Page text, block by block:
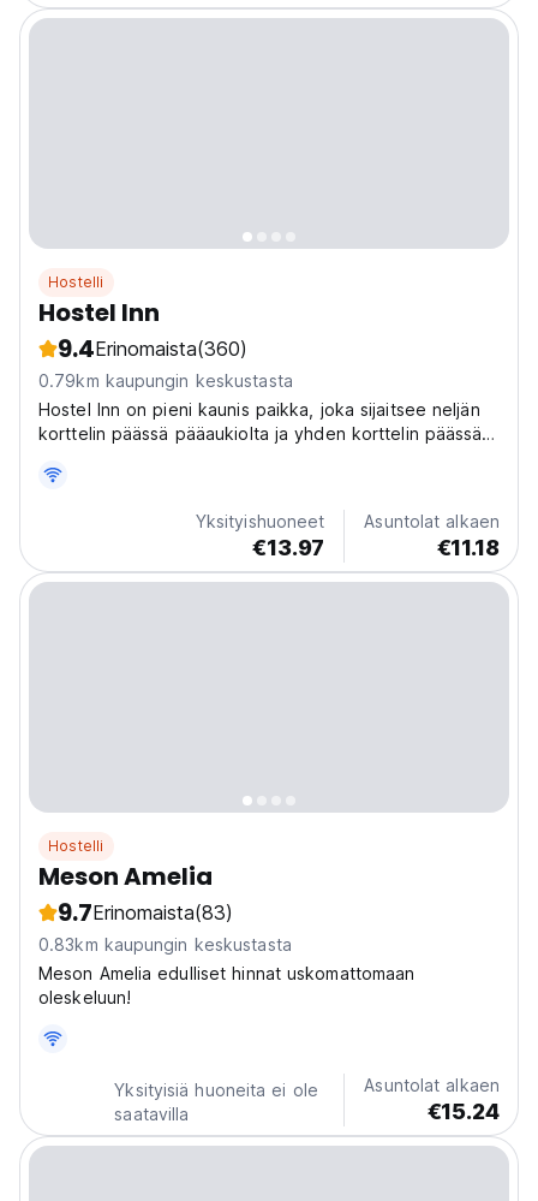
Hostelli
Hostel Inn
9.4Erinomaista(360)
0.79km kaupungin keskustasta
Hostel Inn on pieni kaunis paikka, joka sijaitsee neljän
korttelin päässä pääaukiolta ja yhden korttelin päässä
Yksityishuoneet
€13.97
Asuntolat alkaen
€11.18
Hostelli
Meson Amelia
9.7Erinomaista(83)
0.83km kaupungin keskustasta
Meson Amelia edulliset hinnat uskomattomaan
oleskeluun!
Yksityisiä huoneita ei ole
saatavilla
Asuntolat alkaen
€15.24